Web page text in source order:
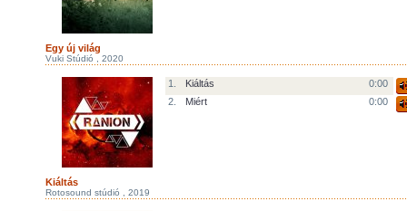
Egy új világ
Vuki Stúdió , 2020
Kiáltás
Rotosound stúdió , 2019
1. Kiáltás
0:00
2.
Miért 0:00